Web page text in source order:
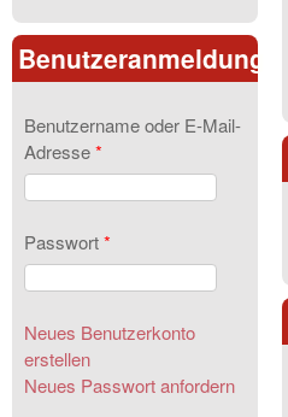
Benutzeranmeldung
Benutzername oder E-Mail-
Adresse*
Passwort*
Neues Benutzerkonto
erstellen
Neues Passwort anfordern